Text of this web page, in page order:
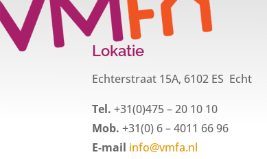
Lokatie
Echterstraat 15A, 6102 ES Echt
Tel. +31(0)475 – 20 10 10
Mob. +31(0) 6 – 4011 66 96
E-mail info@vmfa.nl